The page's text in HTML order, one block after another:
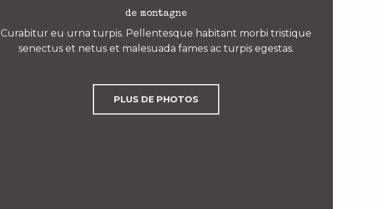
de montagne
Curabitur eu urna turpis. Pellentesque habitant morbi tristique
senectus et netus et malesuada fames ac turpis egestas.
PLUS DE PHOTOS